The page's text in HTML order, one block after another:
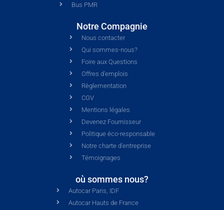
Bus PMR
Notre Compagnie
Nous contacter
Qui sommes-nous?
Foire aux Questions
Offres d'emplois
Règlementation
CGV
Mentions légales
Devenez Fournisseur
Politique éco-responsable
Notre charte d'entreprise
Témoignages
où sommes nous?
Autocar Paris, IDF
Autocar Hauts de France